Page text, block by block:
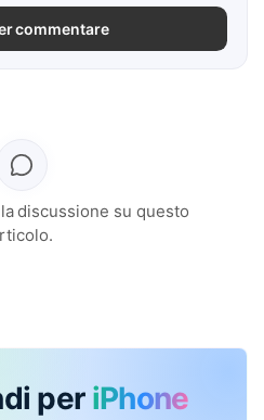
commentare
discussione su questo
per iPhone